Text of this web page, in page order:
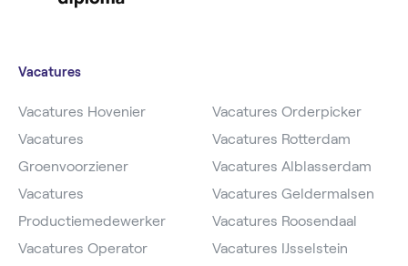
Vacatures
Vacatures Hovenier
Vacatures
Groenvoorziener
Vacatures
Productiemedewerker
Vacatures Operator
Vacatures Orderpicker
Vacatures Rotterdam
Vacatures Alblasserdam
Vacatures Geldermalsen
Vacatures Roosendaal
Vacatures IJsselstein